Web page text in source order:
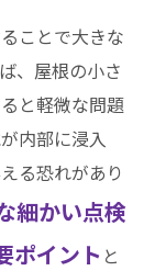
ことで大きな
、屋根の小さ
と軽微な問題
内部に浸入
る恐れがあり
細かい点検
ポイント と